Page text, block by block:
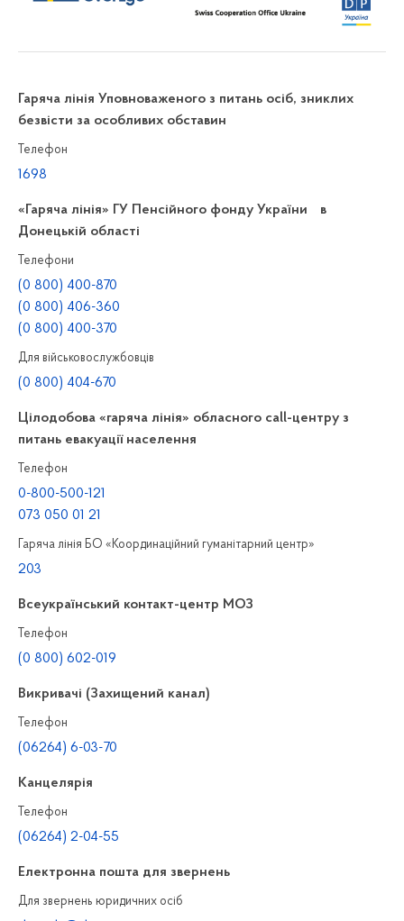
Гаряча лінія Уповноваженого з питань осіб, зниклих
безвісти за особливих обставин
Телефон
1698
«Гаряча лінія» ГУ Пенсійного фонду України в
Донецькій області
Телефони
(0 800) 400-870
(0 800) 406-360
(0 800) 400-370
Для військовослужбовців
(0 800) 404-670
Цілодобова «гаряча лінія» обласного call-центру з
питань евакуації населення
Телефон
0-800-500-121
073 050 01 21
Гаряча лінія БО «Координаційний гуманітарний центр»
203
Всеукраїнський контакт-центр МОЗ
Телефон
(0 800) 602-019
Викривачі (Захищений канал)
Телефон
(06264) 6-03-70
Канцелярiя
Телефон
(06264) 2-04-55
Електронна пошта для звернень
Для звернень юридичних осiб